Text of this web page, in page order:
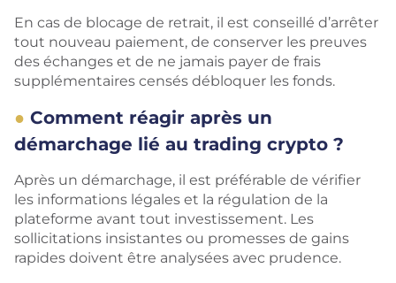
En cas de blocage de retrait, il est conseillé d’arrêter
tout nouveau paiement, de conserver les preuves
des échanges et de ne jamais payer de frais
supplémentaires censés débloquer les fonds.
Comment réagir après un
démarchage lié au trading crypto ?
Après un démarchage, il est préférable de vérifier
les informations légales et la régulation de la
plateforme avant tout investissement. Les
sollicitations insistantes ou promesses de gains
rapides doivent être analysées avec prudence.